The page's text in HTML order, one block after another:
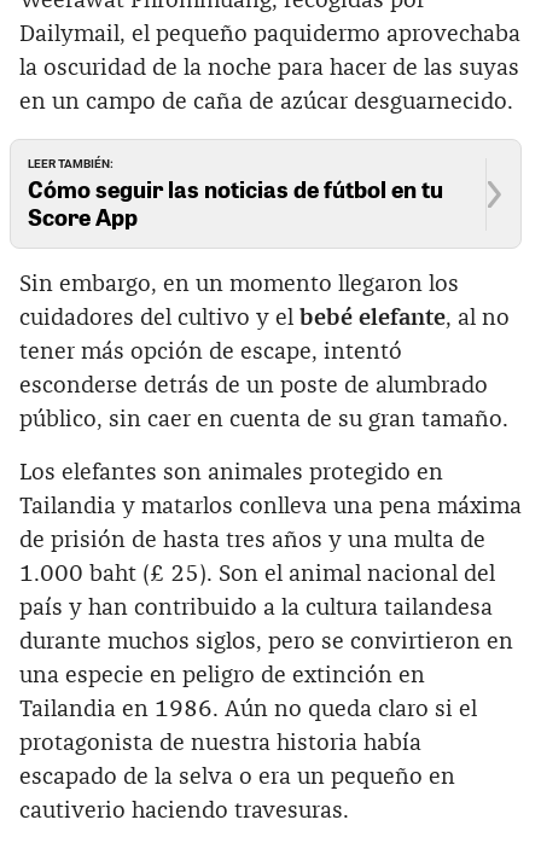
Dailymail, el pequeño paquidermo aprovechaba
la oscuridad de la noche para hacer de las suyas
en un campo de caña de azúcar desguarnecido.
LEER TAMBIÉN:
Cómo seguir las noticias de fútbol en tu
Score App
Sin embargo, en un momento llegaron los
cuidadores del cultivo y el bebé elefante, al no
tener más opción de escape, intentó
esconderse detrás de un poste de alumbrado
público, sin caer en cuenta de su gran tamaño.
Los elefantes son animales protegido en
Tailandia y matarlos conlleva una pena máxima
de prisión de hasta tres años y una multa de
1.000 baht (£ 25). Son el animal nacional del
país y han contribuido a la cultura tailandesa
durante muchos siglos, pero se convirtieron en
una especie en peligro de extinción en
Tailandia en 1986. Aún no queda claro si el
protagonista de nuestra historia había
escapado de la selva o era un pequeño en
cautiverio haciendo travesuras.